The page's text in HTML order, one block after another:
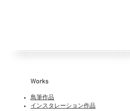
Works​
鳥筆作品
インスタレーション作品